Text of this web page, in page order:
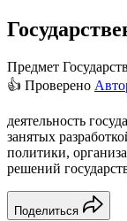
Предмет
👍 Проверено
деятельность
занятых
политики,
решений
Поделиться